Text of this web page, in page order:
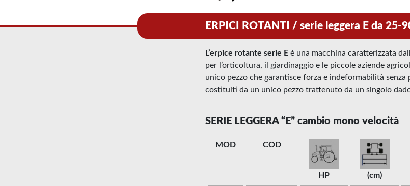
ERPICI ROTANTI / serie leggera E da 25-
L’erpice rotante serie E è una macchina caratterizzata
per l’orticoltura, il giardinaggio e le piccole aziende
unico pezzo che garantisce forza e indeformabilità
costituiti da un unico pezzo trattenuto da un singolo
SERIE LEGGERA “E” cambio mono velocità
MOD COD
HP (cm)